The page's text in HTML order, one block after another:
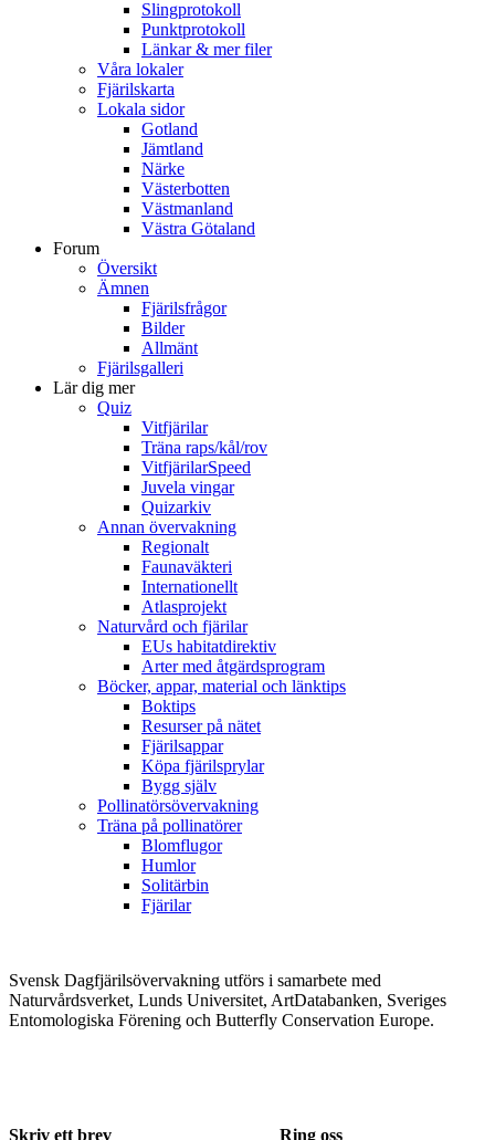
Slingprotokoll
Punktprotokoll
Länkar & mer filer
Våra lokaler
Fjärilskarta
Lokala sidor
Gotland
Jämtland
Närke
Västerbotten
Västmanland
Västra Götaland
Forum
Översikt
Ämnen
Fjärilsfrågor
Bilder
Allmänt
Fjärilsgalleri
Lär dig mer
Quiz
Vitfjärilar
Träna raps/kål/rov
VitfjärilarSpeed
Juvela vingar
Quizarkiv
Annan övervakning
Regionalt
Faunaväkteri
Internationellt
Atlasprojekt
Naturvård och fjärilar
EUs habitatdirektiv
Arter med åtgärdsprogram
Böcker, appar, material och länktips
Boktips
Resurser på nätet
Fjärilsappar
Köpa fjärilsprylar
Bygg själv
Pollinatörsövervakning
Träna på pollinatörer
Blomflugor
Humlor
Solitärbin
Fjärilar
Svensk Dagfjärilsövervakning utförs i samarbete med
Naturvårdsverket, Lunds Universitet, ArtDatabanken, Sveriges
Entomologiska Förening och Butterfly Conservation Europe.
Skriv ett brev Ring oss